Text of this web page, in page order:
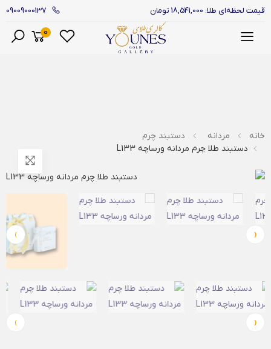
قیمت لحظه‌ای طلا: 18,541,000 تومان 09009000137
0
خانه مردانه
دستبند چرم
دستبند طلا چرم مردانه ورساچه L133
‹
›
‹
›